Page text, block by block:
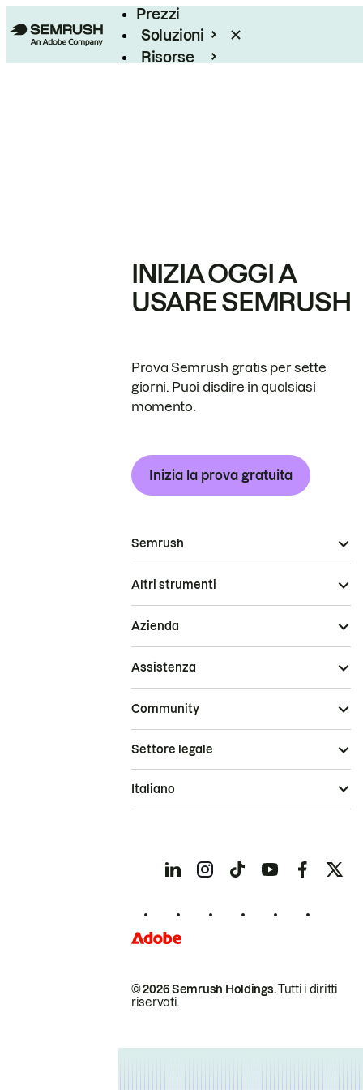
Prezzi
Soluzioni
Risorse
INIZIA OGGI A
USARE SEMRUSH
Prova Semrush gratis per sette
giorni. Puoi disdire in qualsiasi
momento.
Inizia la prova gratuita
Semrush
Altri strumenti
Azienda
Assistenza
Community
© 2026 Semrush Holdings.Tutti i diritti
riservati.
Settore legale
Italiano